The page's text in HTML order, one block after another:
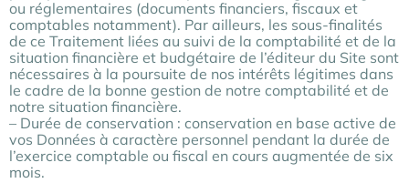
ou réglementaires (documents financiers, fiscaux et
comptables notamment). Par ailleurs, les sous-finalités
de ce Traitement liées au suivi de la comptabilité et de la
situation financière et budgétaire de l’éditeur du Site sont
nécessaires à la poursuite de nos intérêts légitimes dans
le cadre de la bonne gestion de notre comptabilité et de
notre situation financière.
– Durée de conservation : conservation en base active de
vos Données à caractère personnel pendant la durée de
l’exercice comptable ou fiscal en cours augmentée de six
mois.